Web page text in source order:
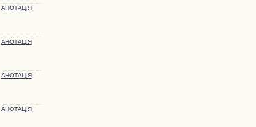
АНОТАЦІЯ
АНОТАЦІЯ
АНОТАЦІЯ
АНОТАЦІЯ